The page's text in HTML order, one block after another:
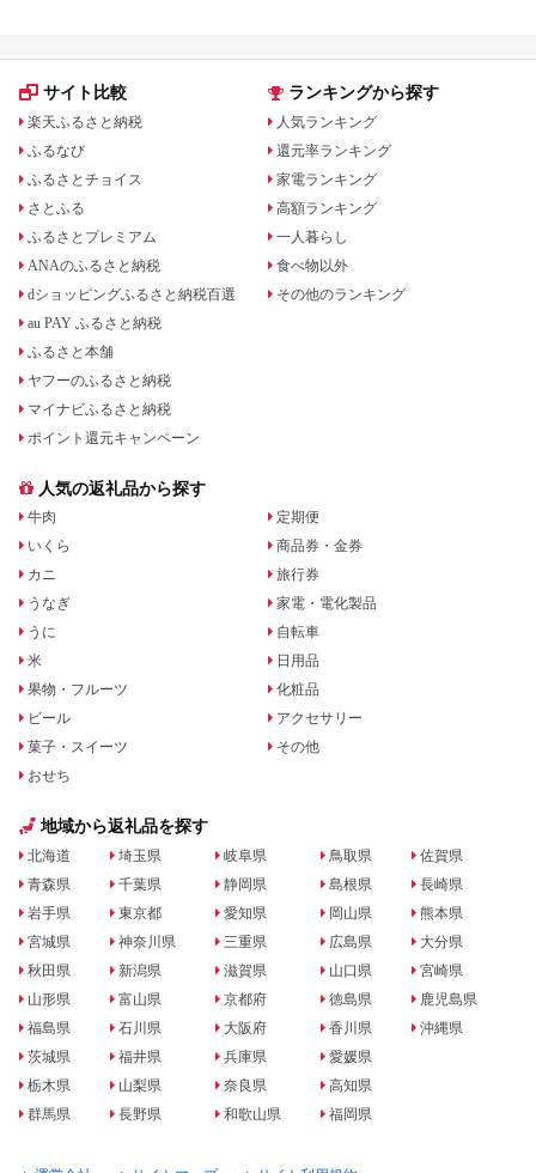
サイト比較
楽天ふるさと納税
ふるなび
ふるさとチョイス
さとふる
ふるさとプレミアム
ANAのふるさと納税
dショッピングふるさと納税百選
au PAY ふるさと納税
ふるさと本舗
ヤフーのふるさと納税
マイナビふるさと納税
ポイント還元キャンペーン
ランキングから探す
人気ランキング
還元率ランキング
家電ランキング
高額ランキング
一人暮らし
食べ物以外
その他のランキング
人気の返礼品から探す
牛肉
いくら
カニ
うなぎ
うに
米
果物・フルーツ
ビール
菓子・スイーツ
おせち
定期便
商品券・金券
旅行券
家電・電化製品
自転車
日用品
化粧品
アクセサリー
その他
地域から返礼品を探す
北海道
青森県
岩手県
宮城県
秋田県
山形県
福島県
茨城県
栃木県
群馬県
埼玉県
千葉県
東京都
神奈川県
新潟県
富山県
石川県
福井県
山梨県
長野県
岐阜県
静岡県
愛知県
三重県
滋賀県
京都府
大阪府
兵庫県
奈良県
和歌山県
鳥取県
島根県
岡山県
広島県
山口県
徳島県
香川県
愛媛県
高知県
福岡県
佐賀県
長崎県
熊本県
大分県
宮崎県
鹿児島県
沖縄県